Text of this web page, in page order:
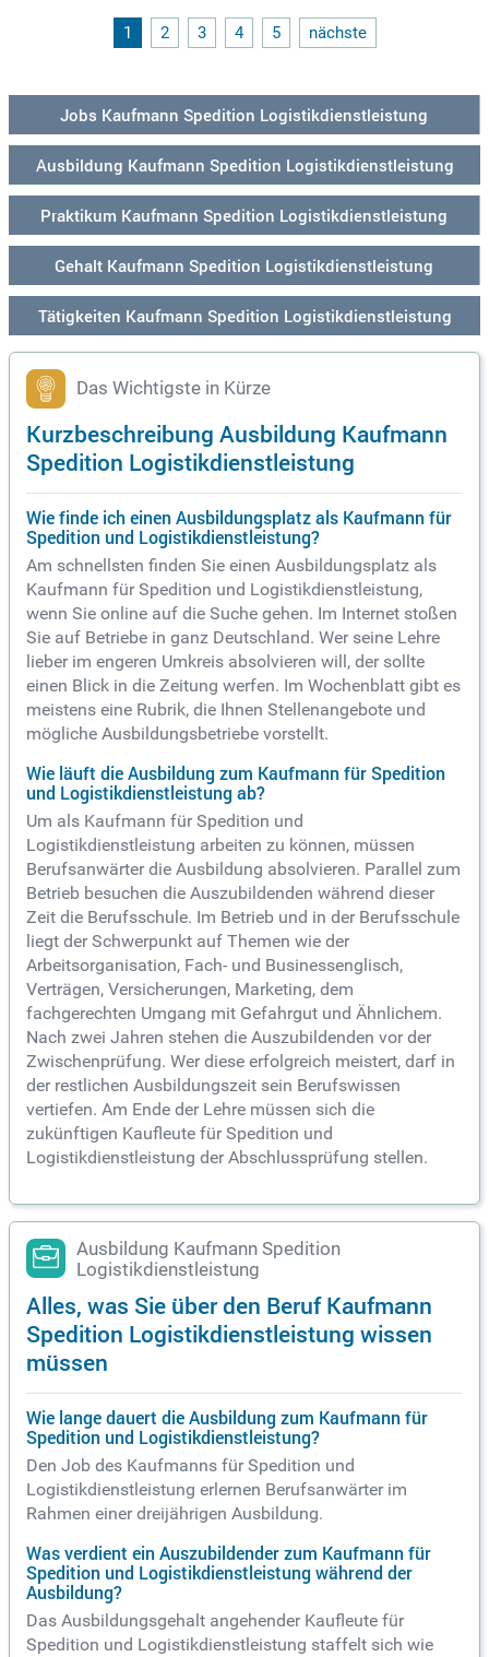
kannter Schulabschluss und Deutschkenntnisse auf B2-Nive
au, zudem sind gute Fremdsprachenkenntnisse vorteilhaft. T
riere in der Logistikbranche und bewirb dich jetzt!
1 2 3 4 5 nächste
Jobs Kaufmann Spedition Logistikdienstleistung
Ausbildung Kaufmann Spedition Logistikdienstleistung
Praktikum Kaufmann Spedition Logistikdienstleistung
Gehalt Kaufmann Spedition Logistikdienstleistung
Tätigkeiten Kaufmann Spedition Logistikdienstleistung
Das Wichtigste in Kürze
Kurzbeschreibung Ausbildung Kaufmann
Spedition Logistikdienstleistung
Wie finde ich einen Ausbildungsplatz als Kaufmann für
Spedition und Logistikdienstleistung?
Am schnellsten finden Sie einen Ausbildungsplatz als
Kaufmann für Spedition und Logistikdienstleistung,
wenn Sie online auf die Suche gehen. Im Internet stoßen
Sie auf Betriebe in ganz Deutschland. Wer seine Lehre
lieber im engeren Umkreis absolvieren will, der sollte
einen Blick in die Zeitung werfen. Im Wochenblatt gibt es
meistens eine Rubrik, die Ihnen Stellenangebote und
mögliche Ausbildungsbetriebe vorstellt.
Wie läuft die Ausbildung zum Kaufmann für Spedition
und Logistikdienstleistung ab?
Um als Kaufmann für Spedition und
Logistikdienstleistung arbeiten zu können, müssen
Berufsanwärter die Ausbildung absolvieren. Parallel zum
Betrieb besuchen die Auszubildenden während dieser
Zeit die Berufsschule. Im Betrieb und in der Berufsschule
liegt der Schwerpunkt auf Themen wie der
Arbeitsorganisation, Fach- und Businessenglisch,
Verträgen, Versicherungen, Marketing, dem
fachgerechten Umgang mit Gefahrgut und Ähnlichem.
Nach zwei Jahren stehen die Auszubildenden vor der
Zwischenprüfung. Wer diese erfolgreich meistert, darf in
der restlichen Ausbildungszeit sein Berufswissen
vertiefen. Am Ende der Lehre müssen sich die
zukünftigen Kaufleute für Spedition und
Logistikdienstleistung der Abschlussprüfung stellen.
Ausbildung Kaufmann Spedition
Logistikdienstleistung
Alles, was Sie über den Beruf Kaufmann
Spedition Logistikdienstleistung wissen
müssen
Wie lange dauert die Ausbildung zum Kaufmann für
Spedition und Logistikdienstleistung?
Den Job des Kaufmanns für Spedition und
Logistikdienstleistung erlernen Berufsanwärter im
Rahmen einer dreijährigen Ausbildung.
Was verdient ein Auszubildender zum Kaufmann für
Spedition und Logistikdienstleistung während der
Ausbildung?
Das Ausbildungsgehalt angehender Kaufleute für
Spedition und Logistikdienstleistung staffelt sich wie